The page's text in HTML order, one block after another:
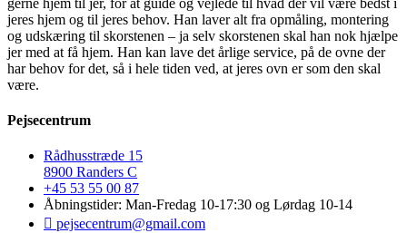
jeres hjem og til jeres behov. Han laver alt fra opmåling, montering
og udskæring til skorstenen – ja selv skorstenen skal han nok hjælpe
jer med at få hjem. Han kan lave det årlige service, på de ovne der
har behov for det, så i hele tiden ved, at jeres ovn er som den skal
være.
Pejsecentrum
Rådhusstræde 15
8900 Randers C
+45 53 55 00 87
Åbningstider: Man-Fredag 10-17:30 og Lørdag 10-14
pejsecentrum@gmail.com